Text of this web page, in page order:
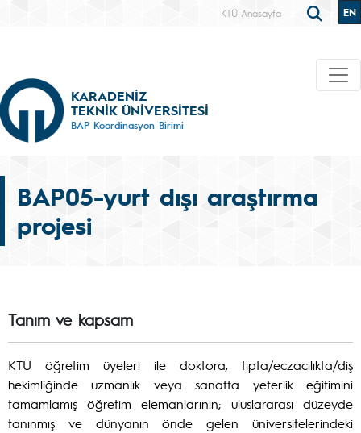
KTÜ Anasayfa EN
KARADENİZ
TEKNİK ÜNİVERSİTESİ
BAP Koordinasyon Birimi
BAP05-yurt dışı araştırma
projesi
Tanım ve kapsam
KTÜ öğretim üyeleri ile doktora, tıpta/eczacılıkta/diş
hekimliğinde uzmanlık veya sanatta yeterlik eğitimini
tamamlamış öğretim elemanlarının; uluslararası düzeyde
tanınmış ve dünyanın önde gelen üniversitelerindeki